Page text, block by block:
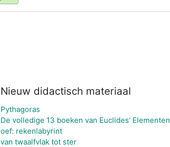
Nieuw didactisch materiaal
Pythagoras
De volledige 13 boeken van Euclides' Elementen
oef: rekenlabyrint
van twaalfvlak tot ster